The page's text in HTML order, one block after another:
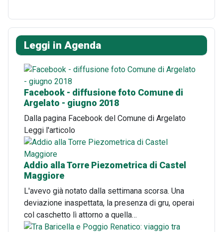
Leggi in Agenda
Facebook - diffusione foto Comune di
Argelato - giugno 2018
Dalla pagina Facebook del Comune di Argelato
Leggi l'articolo
Addio alla Torre Piezometrica di Castel
Maggiore
L'avevo già notato dalla settimana scorsa. Una
deviazione inaspettata, la presenza di gru, operai
col caschetto lì attorno a quella…